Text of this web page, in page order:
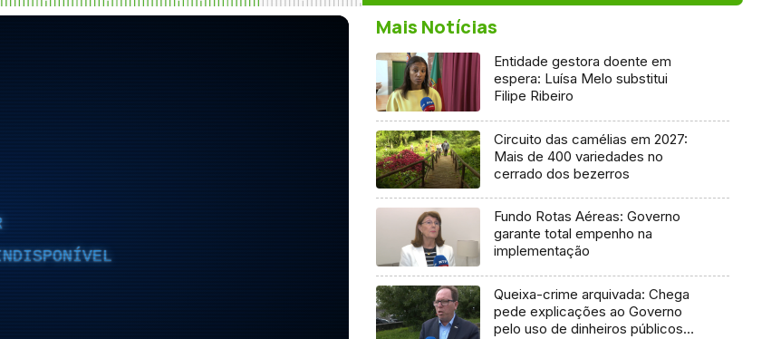
Mais Notícias
Entidade gestora doente em
espera: Luísa Melo substitui
Filipe Ribeiro
Circuito das camélias em 2027:
Mais de 400 variedades no
cerrado dos bezerros
Fundo Rotas Aéreas: Governo
garante total empenho na
implementação
Queixa-crime arquivada: Chega
pede explicações ao Governo
pelo uso de dinheiros públicos